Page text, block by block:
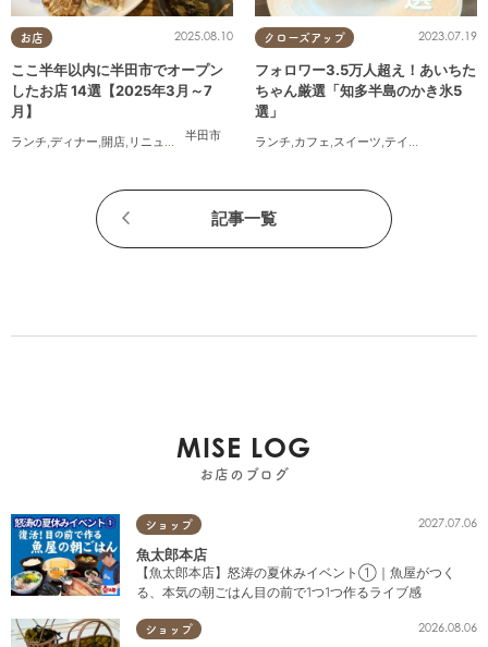
お店
半田市
2025.08.10
ここ半年以内に半田市でオープン
したお店 14選【2025年3月～7
月】
ランチ ディナー 開店 リニューアル ,まとめ記事, 家族
クローズアップ 2023.07.19
フォロワー3.5万人超え！あいちた
ちゃん厳選「知多半島のかき氷5
選」
ランチ カフェ スイーツ テイクアウト
記事一覧
MISE LOG
お店のブログ
ショップ 2027.07.06
魚太郎本店
【魚太郎本店】怒涛の夏休みイベント①｜魚屋がつく
る、本気の朝ごはん目の前で1つ1つ作るライブ感
ショップ 2026.08.06